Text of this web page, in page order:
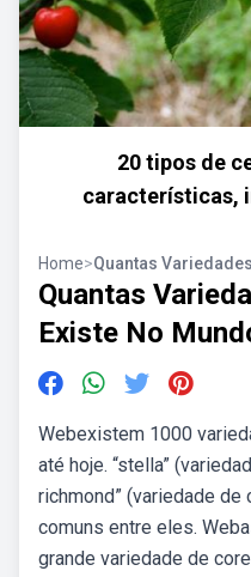
20 tipos de
características,
Home>Quantas
Quantas
Existe No
Webexistem 1000
até hoje. “stella”
richmond” (variedade
comuns entre eles.
grande variedade de